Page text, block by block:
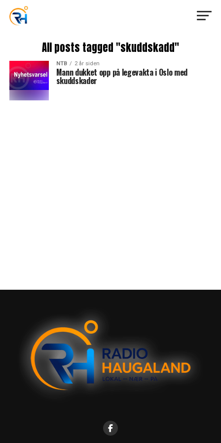
All posts tagged "skuddskadd"
NTB 2 år siden
Mann dukket opp på legevakta i Oslo med
skuddskader